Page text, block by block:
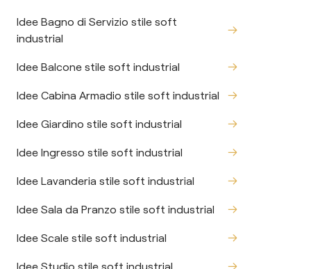
Idee Bagno di Servizio stile soft
industrial
Idee Balcone stile soft industrial
Idee Cabina Armadio stile soft industrial
Idee Giardino stile soft industrial
Idee Ingresso stile soft industrial
Idee Lavanderia stile soft industrial
Idee Sala da Pranzo stile soft industrial
Idee Scale stile soft industrial
Idee Studio stile soft industrial